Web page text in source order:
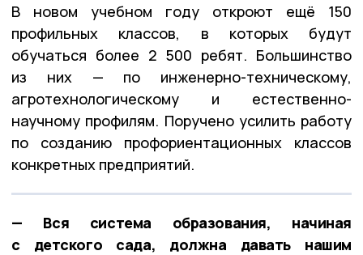
В новом учебном году откроют ещё 150
профильных классов, в которых будут
обучаться более 2 500 ребят. Большинство
из них — по инженерно-техническому,
агротехнологическому и естественно-
научному профилям. Поручено усилить работу
по созданию профориентационных классов
конкретных предприятий.
— Вся система образования, начиная
с детского сада, должна давать нашим